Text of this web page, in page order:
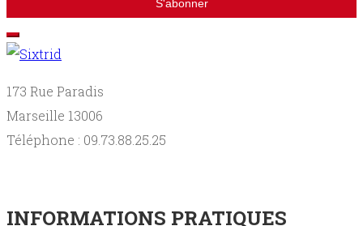
173 Rue Paradis
Marseille 13006
Téléphone : 09.73.88.25.25
INFORMATIONS PRATIQUES